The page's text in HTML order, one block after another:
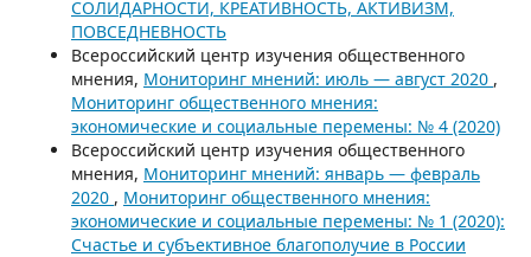
СОЛИДАРНОСТИ, КРЕАТИВНОСТЬ, АКТИВИЗМ,
ПОВСЕДНЕВНОСТЬ
Всероссийский центр изучения общественного
мнения, Мониторинг мнений: июль — август 2020 ,
Мониторинг общественного мнения:
экономические и социальные перемены: № 4 (2020)
Всероссийский центр изучения общественного
мнения, Мониторинг мнений: январь — февраль
2020 , Мониторинг общественного мнения:
экономические и социальные перемены: № 1 (2020):
Счастье и субъективное благополучие в России